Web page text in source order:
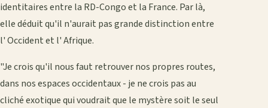
identitaires entre la RD-Congo et la France. Par là,
elle déduit qu'il n'aurait pas grande distinction entre
l' Occident et l' Afrique.
"Je crois qu'il nous faut retrouver nos propres routes,
dans nos espaces occidentaux - je ne crois pas au
cliché exotique qui voudrait que le mystère soit le seul